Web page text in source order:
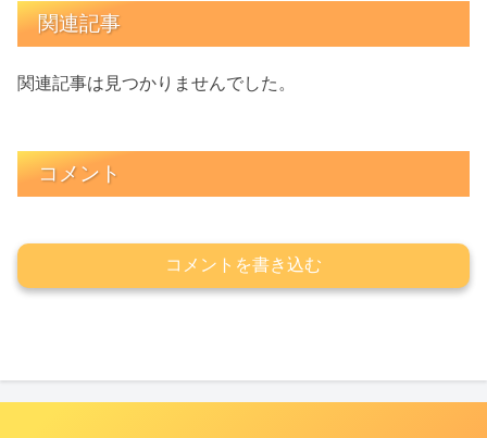
関連記事
関連記事は見つかりませんでした。
コメント
コメントを書き込む